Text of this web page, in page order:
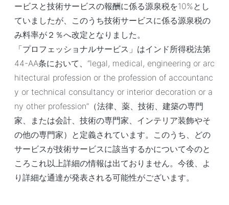
ービスと技術サービスの報酬に係る源泉税を10%とし
ていましたが、このうち技術サービスに係る源泉税の
み料率が２％へ改定となりました。
「プロフェッショナルサービス」はインド所得税法第
44-AA条において、“legal, medical, engineering or arc
hitectural profession or the profession of accountanc
y or technical consultancy or interior decoration or a
ny other profession”（法律、薬、技術、建築の専門
家、または会計、技術の専門家、インテリア装飾やそ
の他の専門家）と定義されています。このうち、どの
サービスが技術サービスに該当するかについて今のと
ころこれ以上詳細の情報は出ておりません。今後、よ
り詳細な通達が発表される可能性がございます。